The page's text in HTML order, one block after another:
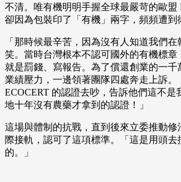
不清。唯有機明明手握全球最嚴苛的歐盟
卻因為包裝印了「有機」兩字，頻頻遭到
「那時候最辛苦，因為沒有人知道我們
笑。當時台灣根本不認可國外的有機標章
就是罰錢、寫報告。為了償還創業的一
業績壓力，一邊領著團隊四處奔走上訴。
ECOCERT 的認證去吵，告訴他們這不是
地十年沒有農藥才拿到的認證！」
這場與體制的抗戰，直到後來立委推動修
際接軌，認可了這項標準。「這是用頭去
的。」